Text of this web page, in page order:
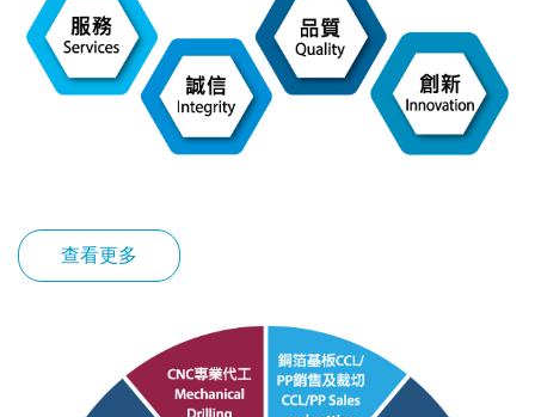
查看更多